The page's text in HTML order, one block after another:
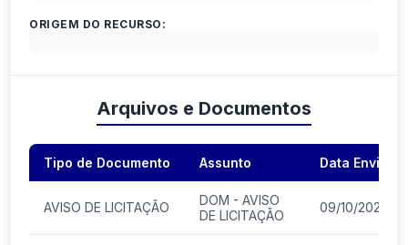
ORIGEM DO RECURSO:
Arquivos e Documentos
Tipo de Documento Assunto Data Envio
AVISO DE LICITAÇÃO
DOM - AVISO
DE LICITAÇÃO
09/10/2025